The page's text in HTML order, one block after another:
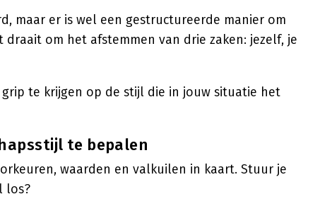
maar er is wel een gestructureerde manier om
om het afstemmen van drie zaken: jezelf, je
te krijgen op de stijl die in jouw situatie het
te bepalen
waarden en valkuilen in kaart. Stuur je
los?